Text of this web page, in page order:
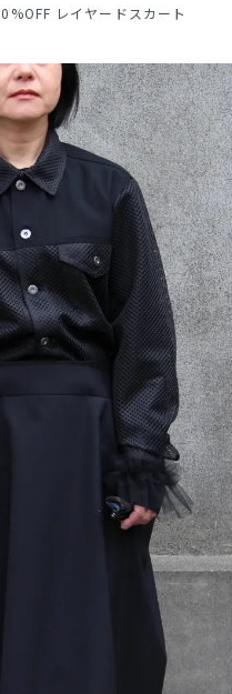
レイヤードスカート